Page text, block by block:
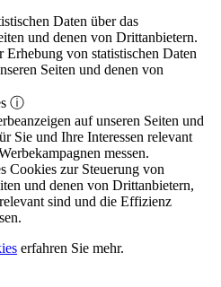
Daten über das
und denen von Drittanbietern.
Erhebung von statistischen Daten
Seiten und denen von
ⓘ
auf unseren Seiten und
Sie und Ihre Interessen relevant
messen.
Cookies zur Steuerung von
und denen von Drittanbietern,
sind und die Effizienz
erfahren Sie mehr.